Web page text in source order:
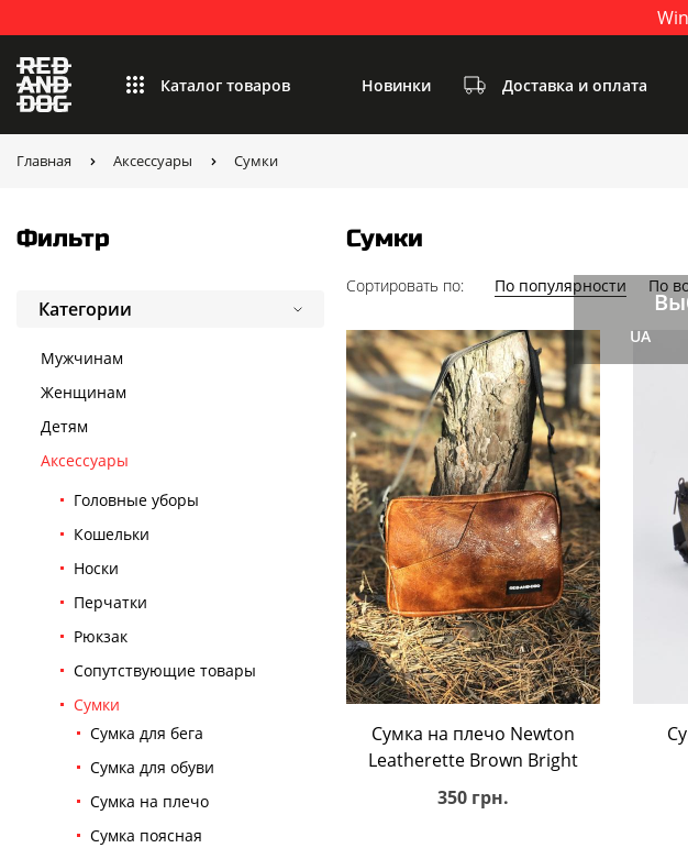
Каталог товаров Новинки Доставка и оплата
Главная Аксессуары Сумки
Фильтр
Категории
Мужчинам
Женщинам
Детям
Аксессуары
Головные уборы
Кошельки
Носки
Перчатки
Рюкзак
Сопутствующие товары
Сумки
Сумка для бега
Сумка для обуви
Сумка на плечо
Сумка поясная
Сумки
Сортировать по: По популярности По
В корзину
Сумка на плечо Newton
Leatherette Brown Bright
350 грн.
UA